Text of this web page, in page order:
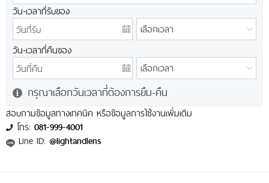
วัน-เวลาที่รับของ
วัน-เวลาที่คืนของ
กรุณาเลือกวันเวลาที่ต้องการยืม-คืน
สอบถามข้อมูลทางเทคนิค หรือข้อมูลการใช้งานเพิ่มเติม
โทร: 081-999-4001
Line ID: @lightandlens